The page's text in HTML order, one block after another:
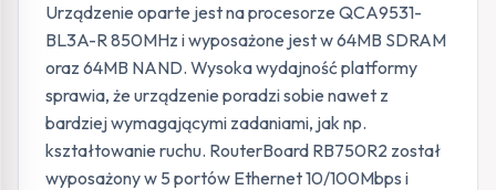
Urządzenie oparte jest na procesorze QCA9531-
BL3A-R 850MHz i wyposażone jest w 64MB SDRAM
oraz 64MB NAND. Wysoka wydajność platformy
sprawia, że urządzenie poradzi sobie nawet z
bardziej wymagającymi zadaniami, jak np.
kształtowanie ruchu. RouterBoard RB750R2 został
wyposażony w 5 portów Ethernet 10/100Mbps i